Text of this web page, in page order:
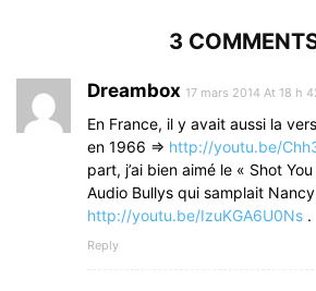
3
Dreambox 17 mars 2014 At 18 h
En France, il y avait aussi la
en 1966 => http://youtu.be/
part, j’ai bien aimé le « Shot
Audio Bullys qui samplait Nancy
http://youtu.be/IzuKGA6U0Ns .
Reply